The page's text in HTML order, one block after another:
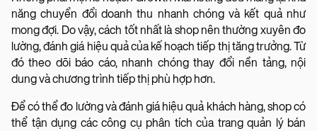
năng chuyển đổi doanh thu nhanh chóng và kết quả như
mong đợi. Do vậy, cách tốt nhất là shop nên thường xuyên đo
lường, đánh giá hiệu quả của kế hoạch tiếp thị tăng trưởng. Từ
đó theo dõi báo cáo, nhanh chóng thay đổi nền tảng, nội
dung và chương trình tiếp thị phù hợp hơn.
Để có thể đo lường và đánh giá hiệu quả khách hàng, shop có
thể tận dụng các công cụ phân tích của trang quản lý bán